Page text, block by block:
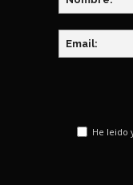
He leido